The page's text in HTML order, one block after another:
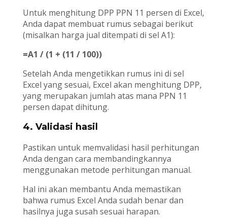
Untuk menghitung DPP PPN 11 persen di Excel,
Anda dapat membuat rumus sebagai berikut
(misalkan harga jual ditempati di sel A1):
=A1 / (1 + (11 / 100))
Setelah Anda mengetikkan rumus ini di sel
Excel yang sesuai, Excel akan menghitung DPP,
yang merupakan jumlah atas mana PPN 11
persen dapat dihitung.
4. Validasi hasil
Pastikan untuk memvalidasi hasil perhitungan
Anda dengan cara membandingkannya
menggunakan metode perhitungan manual.
Hal ini akan membantu Anda memastikan
bahwa rumus Excel Anda sudah benar dan
hasilnya juga susah sesuai harapan.